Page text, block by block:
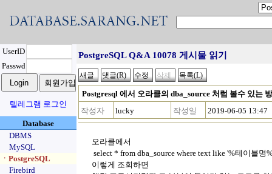
UserID
Passwd
텔레그램 로그인
Database
DBMS
MySQL
ㆍPostgreSQL
Firebird
PostgreSQL Q&A 10078 게시물 읽기
Postgresql 에서 오라클의 dba_source 처럼 볼수 있는
작성자
lucky 작성일 2019-06-05 13:47
오라클에서
select * from dba_source where text like '%테이블명
이렇게 조회하면